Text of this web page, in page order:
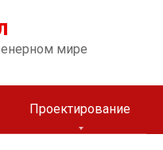
мире
Проектирование